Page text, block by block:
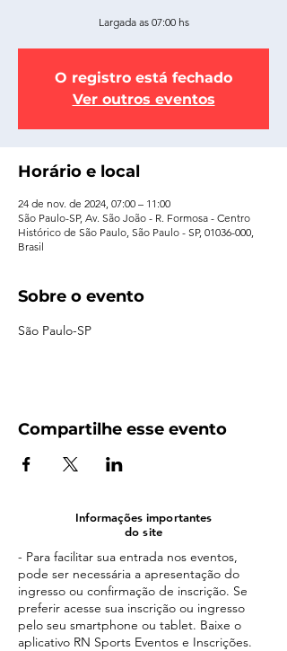
Largada as 07:00 hs
O registro está fechado
Ver outros eventos
Horário e local
24 de nov. de 2024, 07:00 – 11:00
São Paulo-SP, Av. São João - R. Formosa - Centro
Histórico de São Paulo, São Paulo - SP, 01036-000,
Brasil
Sobre o evento
São Paulo-SP
Compartilhe esse evento
Informações importantes
do site
- Para facilitar sua entrada nos eventos,
pode ser necessária a apresentação do
ingresso ou confirmação de inscrição. Se
preferir acesse sua inscrição ou ingresso
pelo seu smartphone ou tablet. Baixe o
aplicativo RN Sports Eventos e Inscrições.